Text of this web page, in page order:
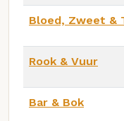
Bloed, Zweet &
Rook & Vuur
Bar & Bok